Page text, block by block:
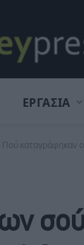
ΕΡΓΑΣΙΑ
καταγράφηκαν